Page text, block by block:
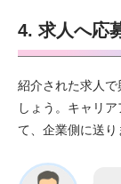
4. 求人へ応
紹介された求人
しょう。キャリ
て、企業側に送り